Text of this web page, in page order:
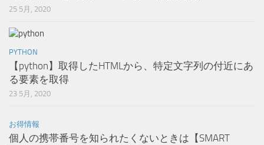
25 5月, 2020
PYTHON
【python】取得したHTMLから、特定文字列の付近にあ
る要素を取得
23 5月, 2020
お得情報
個人の携帯番号を知られたくないときは【SMART